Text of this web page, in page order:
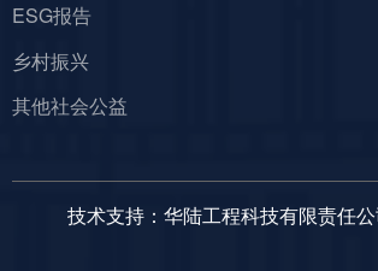
ESG报告
乡村振兴
其他社会公益
技术支持：华陆工程科技有限责任公